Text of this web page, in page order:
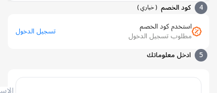
كود الخصم (خياري )
استخدم كود الخصم
مطلوب تسجيل الدخول
تسجيل الدخول
ادخل معلوماتك